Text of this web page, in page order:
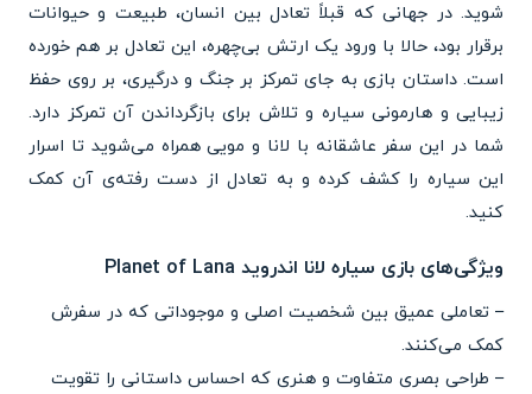
شوید. در جهانی که قبلاً تعادل بین انسان، طبیعت و حیوانات
برقرار بود، حالا با ورود یک ارتش بی‌چهره، این تعادل بر هم خورده
است. داستان بازی به جای تمرکز بر جنگ و درگیری، بر روی حفظ
زیبایی و هارمونی سیاره و تلاش برای بازگرداندن آن تمرکز دارد.
شما در این سفر عاشقانه با لانا و مویی همراه می‌شوید تا اسرار
این سیاره را کشف کرده و به تعادل از دست رفته‌ی آن کمک
کنید.
ویژگی‌های بازی سیاره لانا اندروید Planet of Lana
– تعاملی عمیق بین شخصیت اصلی و موجوداتی که در سفرش
کمک می‌کنند.
– طراحی بصری متفاوت و هنری که احساس داستانی را تقویت